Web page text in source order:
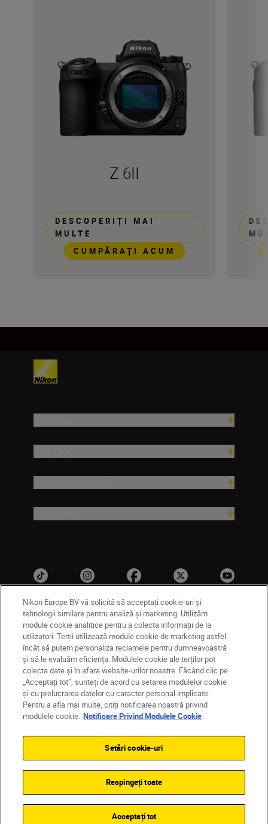
Z 6II
DESCOPERIȚI MAI
MULTE
CUMPĂRAŢI ACUM
MD Nikon Sites
Contactaţi-ne
Politică de confidențialitate
Termeni de utilizare
Notificare privind modulele cookie
Setări cookie
© 2026 Nikon
Back to top
Nikon Europe BV vă solicită să acceptați cookie-uri și
tehnologii similare pentru analiză și marketing. Utilizăm
module cookie analitice pentru a colecta informații de la
utilizatori. Terții utilizează module cookie de marketing astfel
încât să putem personaliza reclamele pentru dumneavoastră
și să le evaluăm eficiența. Modulele cookie ale terților pot
colecta date și în afara website-urilor noastre. Făcând clic pe
„Acceptați tot”, sunteți de acord cu setarea modulelor cookie
și cu prelucrarea datelor cu caracter personal implicate.
Pentru a afla mai multe, citiți notificarea noastră privind
modulele cookie. Notificare Privind Modulele Cookie
Setări cookie-uri
Respingeți toate
Acceptați tot